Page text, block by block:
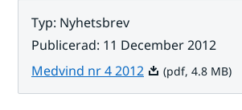
Typ: Nyhetsbrev
Publicerad: 11 December 2012
Medvind nr 4 2012Pdf, 4.8 MB.
(pdf, 4.8 MB)